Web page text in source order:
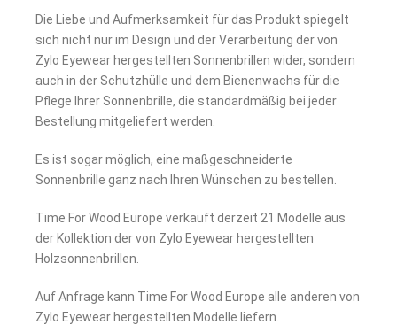
Die Liebe und Aufmerksamkeit für das Produkt spiegelt
sich nicht nur im Design und der Verarbeitung der von
Zylo Eyewear hergestellten Sonnenbrillen wider, sondern
auch in der Schutzhülle und dem Bienenwachs für die
Pflege Ihrer Sonnenbrille, die standardmäßig bei jeder
Bestellung mitgeliefert werden.
Es ist sogar möglich, eine maßgeschneiderte
Sonnenbrille ganz nach Ihren Wünschen zu bestellen.
Time For Wood Europe verkauft derzeit 21 Modelle aus
der Kollektion der von Zylo Eyewear hergestellten
Holzsonnenbrillen.
Auf Anfrage kann Time For Wood Europe alle anderen von
Zylo Eyewear hergestellten Modelle liefern.